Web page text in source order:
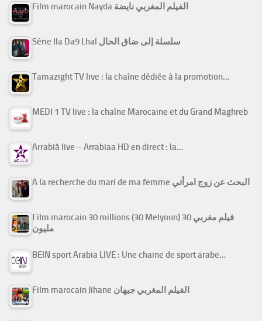
Film marocain Nayda الفيلم المغربي نايضة
Série Ila Da9 Lhal سلسلة إلى ضاق الحال
Tamazight TV live : la chaîne dédiée à la promotion…
MEDI 1 TV live : la chaîne Marocaine et du Grand Maghreb
Arrabiâ live – Arrabiaa HD en direct : la…
A la recherche du mari de ma femme البحث عن زوج امرأتي
Film marocain 30 millions (30 Melyoun) فيلم مغربي 30
مليون
BEIN sport Arabia LIVE : Une chaine de sport arabe…
Film marocain Jihane الفيلم المغربي جيهان